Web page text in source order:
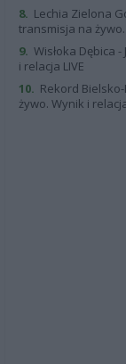
8. Lechia Zielona
transmisja na żywo.
9. Wisłoka Dębica -
i relacja LIVE
10. Rekord
żywo. Wynik i